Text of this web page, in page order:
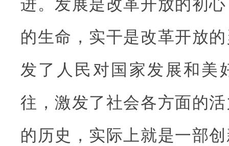
进。发展是改革开放的初
的生命，实干是改革开放
发了人民对国家发展和美
往，激发了社会各方面的
的历史，实际上就是一部